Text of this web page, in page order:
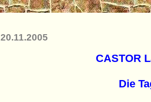
20.11.2005
CASTOR
Die